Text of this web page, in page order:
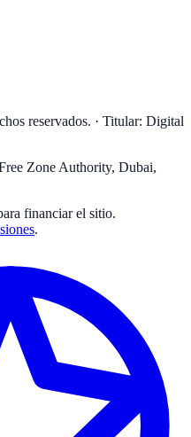
reservados. · Titular: Digital
Zone Authority, Dubai,
financiar el sitio.
.